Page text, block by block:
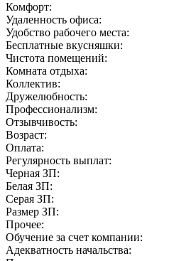
Комфорт:
Удаленность офиса:
Удобство рабочего места:
Бесплатные вкусняшки:
Чистота помещений:
Комната отдыха:
Коллектив:
Дружелюбность:
Профессионализм:
Отзывчивость:
Возраст:
Оплата:
Регулярность выплат:
Черная ЗП:
Белая ЗП:
Серая ЗП:
Размер ЗП:
Прочее:
Обучение за счет компании:
Адекватность начальства: